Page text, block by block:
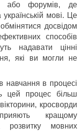
або форумів, де
мові. Це
досвідом
способів
надавати цінні
які ви могли не
навчання в процесі
цей процес більш
кросворди
кращому
розвитку мовних